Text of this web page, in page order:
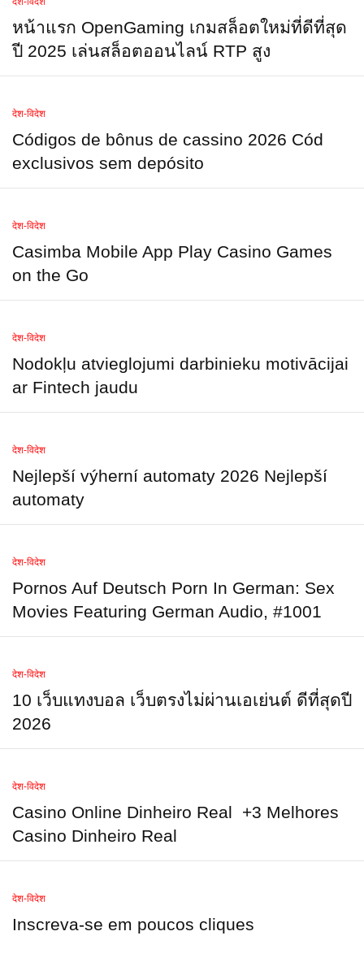
หน้าแรก OpenGaming เกมสล็อตใหม่ที่ดีที่สุด
ปี 2025 เล่นสล็อตออนไลน์ RTP สูง
देश-विदेश
Códigos de bônus de cassino 2026 Cód
exclusivos sem depósito
देश-विदेश
Casimba Mobile App Play Casino Games
on the Go
देश-विदेश
Nodokļu atvieglojumi darbinieku motivācijai
ar Fintech jaudu
देश-विदेश
Nejlepší výherní automaty 2026 Nejlepší
automaty
देश-विदेश
Pornos Auf Deutsch Porn In German: Sex
Movies Featuring German Audio, #1001
देश-विदेश
10 เว็บแทงบอล เว็บตรงไม่ผ่านเอเย่นต์ ดีที่สุดปี
2026
देश-विदेश
Casino Online Dinheiro Real ️ +3 Melhores
Casino Dinheiro Real
देश-विदेश
Inscreva-se em poucos cliques